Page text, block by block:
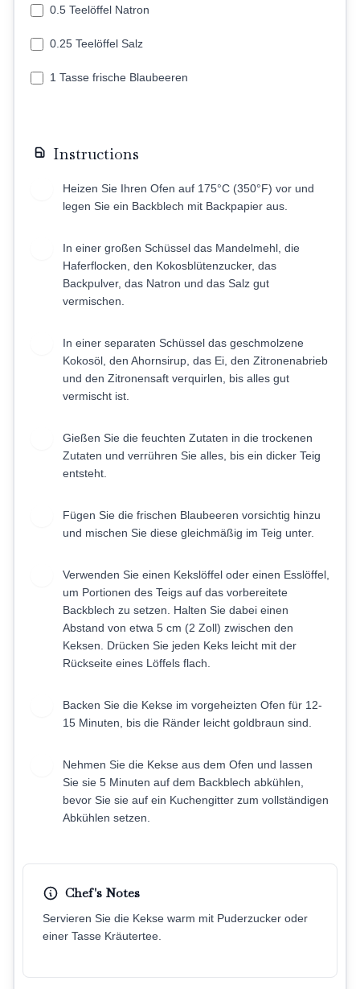
0.5 Teelöffel Natron
0.25 Teelöffel Salz
1 Tasse frische Blaubeeren
Instructions
Heizen Sie Ihren Ofen auf 175°C (350°F) vor und
legen Sie ein Backblech mit Backpapier aus.
In einer großen Schüssel das Mandelmehl, die
Haferflocken, den Kokosblütenzucker, das
Backpulver, das Natron und das Salz gut
vermischen.
In einer separaten Schüssel das geschmolzene
Kokosöl, den Ahornsirup, das Ei, den Zitronenabrieb
und den Zitronensaft verquirlen, bis alles gut
vermischt ist.
Gießen Sie die feuchten Zutaten in die trockenen
Zutaten und verrühren Sie alles, bis ein dicker Teig
entsteht.
Fügen Sie die frischen Blaubeeren vorsichtig hinzu
und mischen Sie diese gleichmäßig im Teig unter.
Verwenden Sie einen Kekslöffel oder einen Esslöffel,
um Portionen des Teigs auf das vorbereitete
Backblech zu setzen. Halten Sie dabei einen
Abstand von etwa 5 cm (2 Zoll) zwischen den
Keksen. Drücken Sie jeden Keks leicht mit der
Rückseite eines Löffels flach.
Backen Sie die Kekse im vorgeheizten Ofen für 12-
15 Minuten, bis die Ränder leicht goldbraun sind.
Nehmen Sie die Kekse aus dem Ofen und lassen
Sie sie 5 Minuten auf dem Backblech abkühlen,
bevor Sie sie auf ein Kuchengitter zum vollständigen
Abkühlen setzen.
Chef's Notes
Servieren Sie die Kekse warm mit Puderzucker oder
einer Tasse Kräutertee.